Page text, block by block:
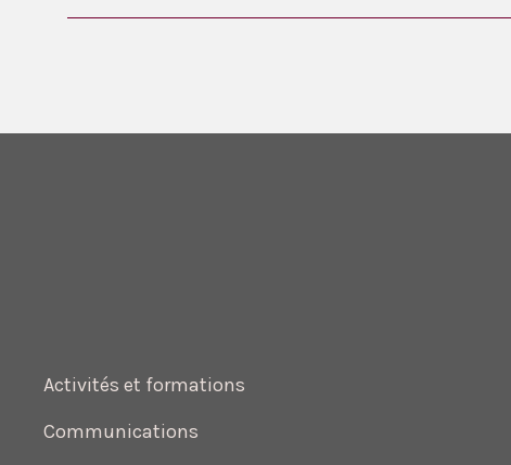
Activités et formations
Communications